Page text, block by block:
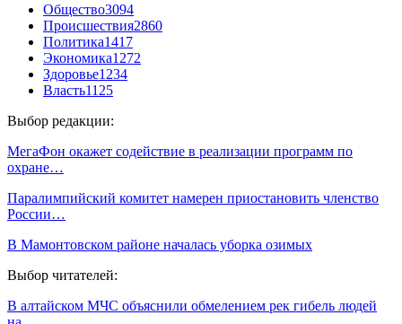
Общество3094
Происшествия2860
Политика1417
Экономика1272
Здоровье1234
Власть1125
Выбор редакции:
МегаФон окажет содействие в реализации программ по
охране…
Паралимпийский комитет намерен приостановить членство
России…
В Мамонтовском районе началась уборка озимых
Выбор читателей:
В алтайском МЧС объяснили обмелением рек гибель людей